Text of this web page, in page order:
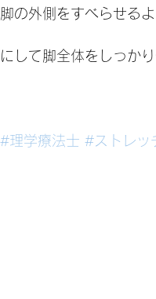
の外側をすべらせる
して脚全体をしっか
#理学療法士 #ストレッ